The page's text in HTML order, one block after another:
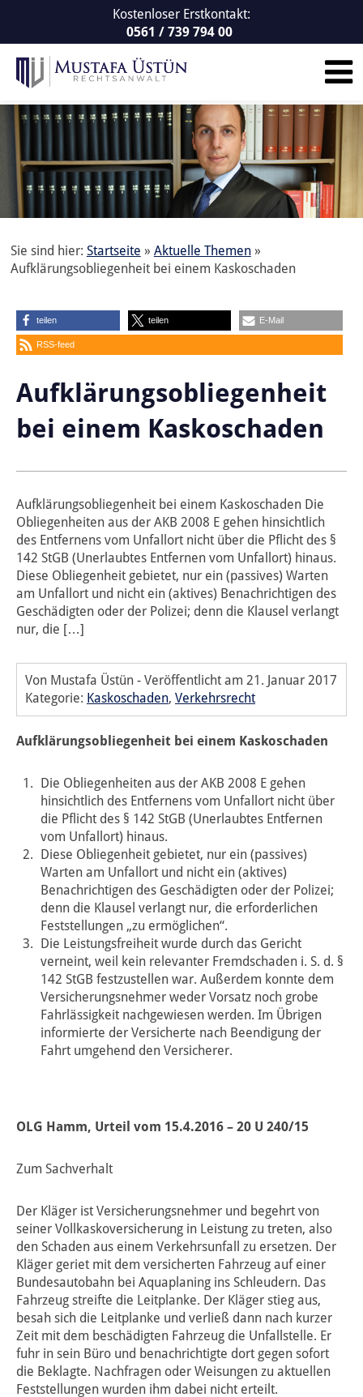
Kostenloser Erstkontakt:
0561 / 739 794 00
Sie sind hier: Startseite » Aktuelle Themen»
Aufklärungsobliegenheit bei einem Kaskoschaden
teilen teilen E-Mail
RSS-feed
Aufklärungsobliegenheit
bei einem Kaskoschaden
Aufklärungsobliegenheit bei einem Kaskoschaden Die
Obliegenheiten aus der AKB 2008 E gehen hinsichtlich
des Entfernens vom Unfallort nicht über die Pflicht des §
142 StGB (Unerlaubtes Entfernen vom Unfallort) hinaus.
Diese Obliegenheit gebietet, nur ein (passives) Warten
am Unfallort und nicht ein (aktives) Benachrichtigen des
Geschädigten oder der Polizei; denn die Klausel verlangt
nur, die […]
Von Mustafa Üstün - Veröffentlicht am 21. Januar 2017
Kategorie: Kaskoschaden, Verkehrsrecht
Aufklärungsobliegenheit bei einem Kaskoschaden
Die Obliegenheiten aus der AKB 2008 E gehen
hinsichtlich des Entfernens vom Unfallort nicht über
die Pflicht des § 142 StGB (Unerlaubtes Entfernen
vom Unfallort) hinaus.
Diese Obliegenheit gebietet, nur ein (passives)
Warten am Unfallort und nicht ein (aktives)
Benachrichtigen des Geschädigten oder der Polizei;
denn die Klausel verlangt nur, die erforderlichen
Feststellungen „zu ermöglichen“.
Die Leistungsfreiheit wurde durch das Gericht
verneint, weil kein relevanter Fremdschaden i. S. d. §
142 StGB festzustellen war. Außerdem konnte dem
Versicherungsnehmer weder Vorsatz noch grobe
Fahrlässigkeit nachgewiesen werden. Im Übrigen
informierte der Versicherte nach Beendigung der
Fahrt umgehend den Versicherer.
OLG Hamm, Urteil vom 15.4.2016 – 20 U 240/15
Zum Sachverhalt
Der Kläger ist Versicherungsnehmer und begehrt von
seiner Vollkaskoversicherung in Leistung zu treten, also
den Schaden aus einem Verkehrsunfall zu ersetzen. Der
Kläger geriet mit dem versicherten Fahrzeug auf einer
Bundesautobahn bei Aquaplaning ins Schleudern. Das
Fahrzeug streifte die Leitplanke. Der Kläger stieg aus,
besah sich die Leitplanke und verließ dann nach kurzer
Zeit mit dem beschädigten Fahrzeug die Unfallstelle. Er
fuhr in sein Büro und benachrichtigte dort gegen sofort
die Beklagte. Nachfragen oder Weisungen zu aktuellen
Feststellungen wurden ihm dabei nicht erteilt.